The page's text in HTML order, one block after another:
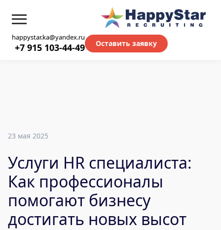
23 мая 2025
Услуги HR специалиста:
Как профессионалы
помогают бизнесу
достигать новых высот
happystar.ka@yandex.ru
+7 915 103-44-49 Оставить заявку